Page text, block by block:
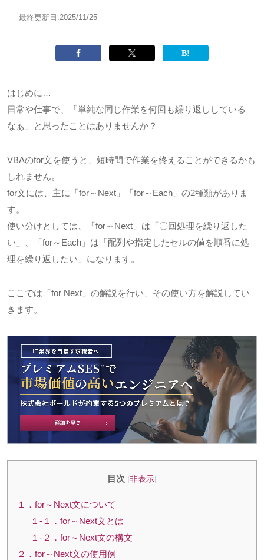
最終更新日:2025/11/25
はじめに…
日常や仕事で、「単純な同じ作業を何回も繰り返ししている
なぁ」と思ったことはありませんか？
VBAのfor文を使うと、短時間で作業を終えることができるかも
しれません。
for文には、主に「for～Next」「for～Each」の2種類がありま
す。
使い分けとしては、「for～Next」は「〇回処理を繰り返した
い」、「for～Each」は「配列や指定したセルの値を順番に処
理を繰り返したい」になります。
ここでは「for Next」の解説を行い、その使い方を解説してい
きます。
目次 [非表示]
１．for～Next文について
１-１．for～Next文とは
１-２．for～Next文の構文
２．for～Next文の使用例